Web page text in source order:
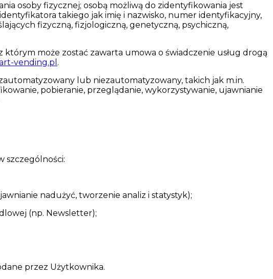
osoby fizycznej; osobą możliwą do zidentyfikowania jest
takiego jak imię i nazwisko, numer identyfikacyjny,
fizyczną, fizjologiczną, genetyczną, psychiczną,
może zostać zawarta umowa o świadczenie usług drogą
vending.pl .
lub niezautomatyzowany, takich jak m.in.
pobieranie, przeglądanie, wykorzystywanie, ujawnianie
szczególności:
nadużyć, tworzenie analiz i statystyk);
(np. Newsletter);
przez Użytkownika.